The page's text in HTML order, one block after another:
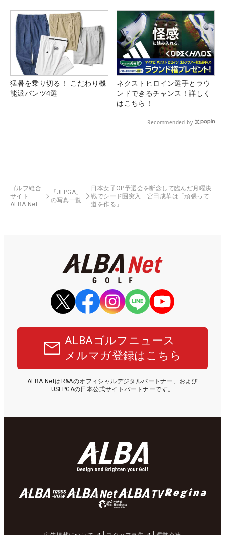
猛暑を乗り切る！ こだわり機
能派パンツ4選
ネクストヒロイン選手とラウ
ンドできるチャンス！詳しく
はこちら！
Recommended by
ゴルフ総合
サイト
ALBA Net
「JLPGA」
の写真一覧
日本女子OP予選会を断念して臨んだ月曜決
戦でシード圏突入 宮田成華は「頑張って
道を作る」
ALBAゴルフニュース
メルマガ登録はこちら
ALBA NetはR&Aのオフィシャルデジタルパートナー、および
USLPGAの日本公式サイトパートナーです。